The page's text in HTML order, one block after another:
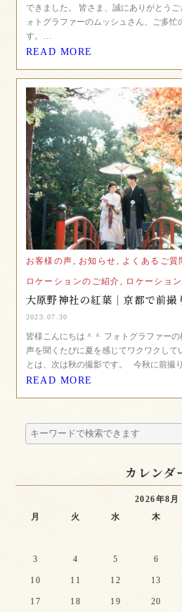
できました。 皆さま、誠にありがとう
ォトグラファーのムッシュさん、ご多忙
す。…
READ MORE
お客様の声, お知らせ, よくあるご質
ロケーションのご紹介, ロケーション
大原野神社の紅葉｜京都で前撮
2023.07.30
皆様こんにちは＾＾ フォトグラファー
声を聞くたびに夏を感じてワクワクして
とは、次は秋の撮影です。 今秋に前撮
READ MORE
カレンダ
2026年8月
月
火 水 木
3 4 5 6
10 11 12 13
17 18 19 20